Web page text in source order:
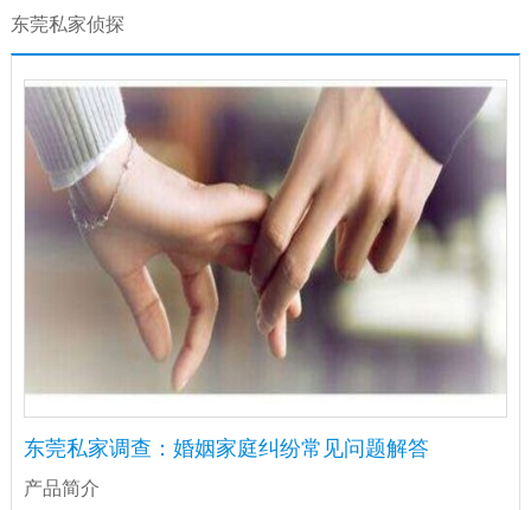
东莞私家侦探
东莞私家调查：婚姻家庭纠纷常见问题解答
产品简介